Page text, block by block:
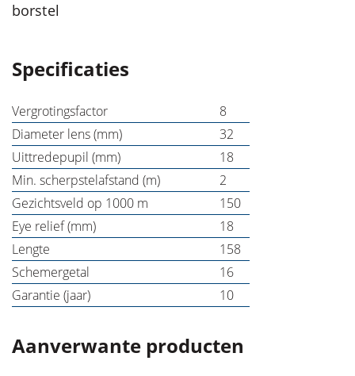
borstel
Specificaties
Vergrotingsfactor
8
Diameter lens (mm)
32
Uittredepupil (mm)
18
Min. scherpstelafstand (m)
2
Gezichtsveld op 1000 m
150
Eye relief (mm)
18
Lengte
158
Schemergetal
16
Garantie (jaar)
10
Aanverwante producten